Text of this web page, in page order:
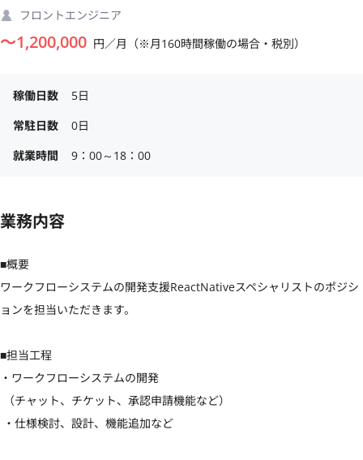
フロントエンジニア
〜1,200,000 円／月（※月160時間稼働の場合・税別）
稼働日数
5日
常駐日数
0日
就業時間
9：00～18：00
業務内容
■概要
ワークフローシステムの開発支援ReactNativeスペシャリストのポジシ
ョンを担当いただきます。
■担当工程
・ワークフローシステムの開発